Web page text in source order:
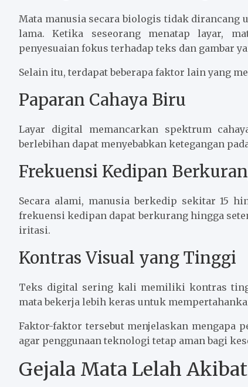
Mata manusia secara biologis tidak dirancang
lama. Ketika seseorang menatap layar,
penyesuaian fokus terhadap teks dan gambar
Selain itu, terdapat beberapa faktor lain yang
Paparan Cahaya Biru
Layar digital memancarkan spektrum
berlebihan dapat menyebabkan ketegangan
Frekuensi Kedipan
Secara alami, manusia berkedip sekitar 15
frekuensi kedipan dapat berkurang hingga
iritasi.
Kontras Visual yang Tinggi
Teks digital sering kali memiliki kontras
mata bekerja lebih keras untuk
Faktor-faktor tersebut menjelaskan mengapa
agar penggunaan teknologi tetap aman bagi
Gejala Mata Lelah